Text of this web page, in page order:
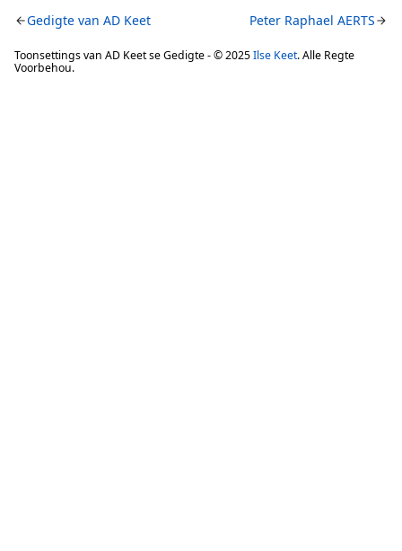
Gedigte van AD Keet Peter Raphael AERTS
Toonsettings van AD Keet se Gedigte - © 2025Ilse Keet. Alle Regte
Voorbehou.